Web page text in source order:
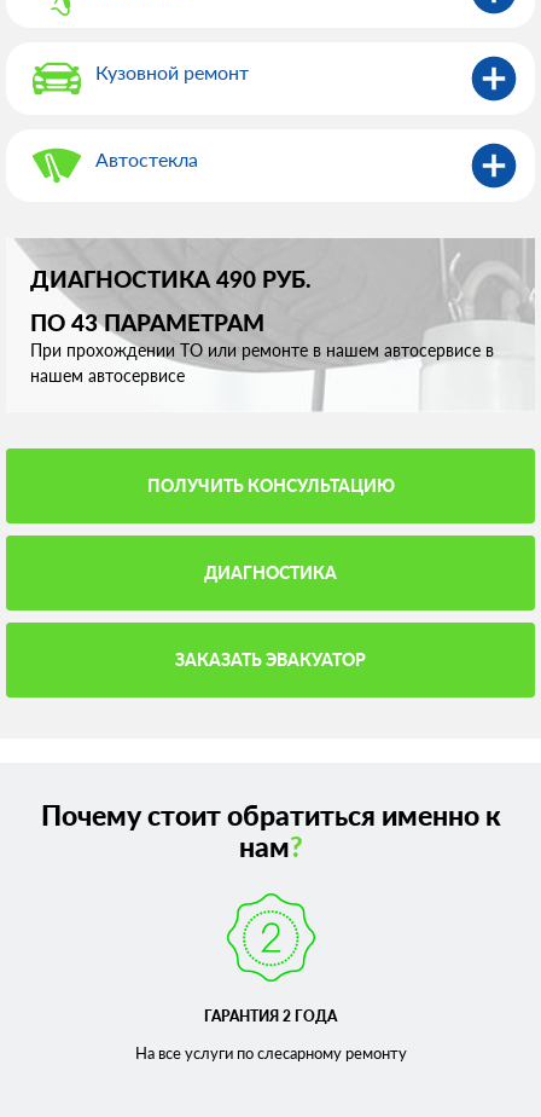
Кузовной ремонт
Автостекла
ДИАГНОСТИКА 490 РУБ.
ПО 43 ПАРАМЕТРАМ
При прохождении ТО или ремонте в нашем автосервисе в
нашем автосервисе
ПОЛУЧИТЬ КОНСУЛЬТАЦИЮ
ДИАГНОСТИКА
ЗАКАЗАТЬ ЭВАКУАТОР
Почему стоит обратиться именно к
нам?
ГАРАНТИЯ 2 ГОДА
На все услуги по слесарномуремонту